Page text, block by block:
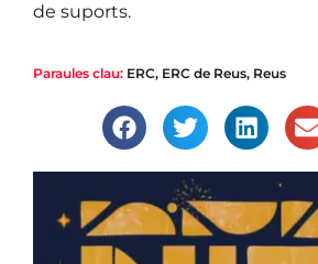
de suports.
Paraules clau: ERC, ERC de Reus, Reus